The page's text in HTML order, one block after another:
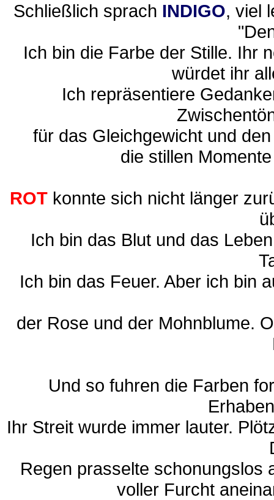
Schließlich sprach INDIGO, viel
Ich bin die Farbe der Stille. Ihr
würdet ihr
Ich repräsentiere
für das Gleichgewicht und
die stillen
ROTkonnte sich nicht länger
Ich bin das Blut und das
Ich bin das Feuer. Aber ich bin
der Rose und der Mohnblume.
Und so fuhren die Farben
Ihr Streit wurde immer lauter.
Regen prasselte schonungslos
voller Furcht